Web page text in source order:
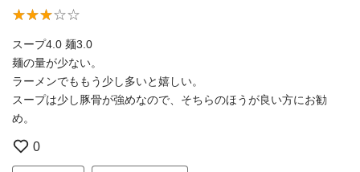
スープ4.0 麺3.0
麺の量が少ない。
ラーメンでももう少し多いと嬉しい。
スープは少し豚骨が強めなので、そちらのほうが良い方にお勧
め。
0